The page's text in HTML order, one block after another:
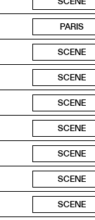
PARIS
SCENE
SCENE
SCENE
SCENE
SCENE
SCENE
SCENE